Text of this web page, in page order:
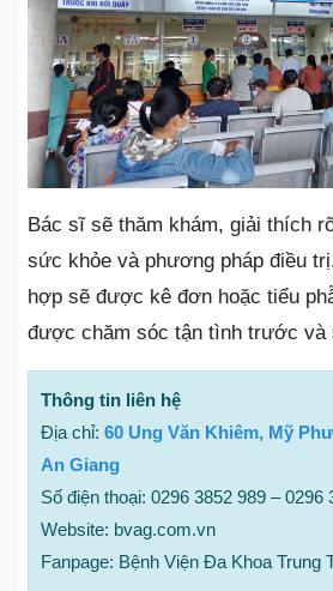
Bác sĩ sẽ thăm khám, giải thích
sức khỏe và phương pháp điều
hợp sẽ được kê đơn hoặc tiểu
được chăm sóc tận tình trước và
Thông tin liên hệ
Địa chỉ: 60 Ung Văn Khiêm, Mỹ
An Giang
Số điện thoại: 0296 3852 989 – 0296
Website: bvag.com.vn
Fanpage: Bệnh Viện Đa Khoa Trung